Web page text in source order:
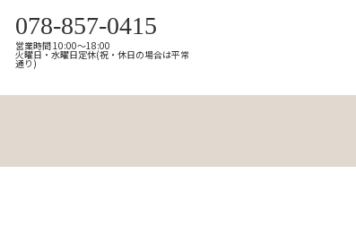
078-857-0415
営業時間 10:00～18:00
火曜日・水曜日定休(祝・休日の場合は平常
通り)